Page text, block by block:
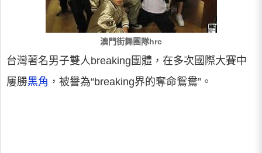
澳門街舞團隊hrc
台灣著名男子雙人breaking團體，在多次國際大賽中
屢勝黑角 ，被譽為“breaking界的奪命鴛鴦”。